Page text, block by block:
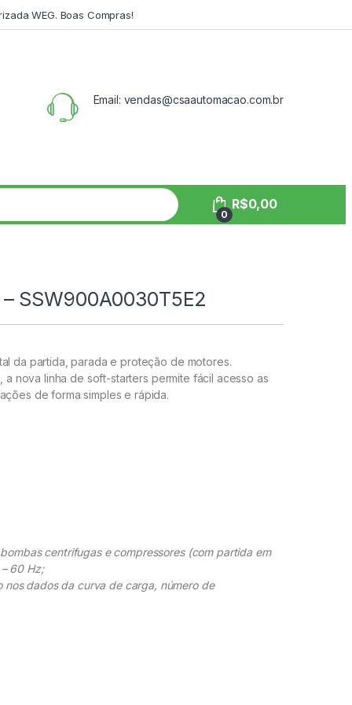
WEG. Boas Compras!
Email: vendas@csaautomacao.com.br
0
R$0,00
SSW900A0030T5E2
da partida, parada e proteção de motores.
nova linha de soft-starters permite fácil acesso as
de forma simples e rápida.
centrifugas e compressores (com partida em
60 Hz;
nos dados da curva de carga, número de